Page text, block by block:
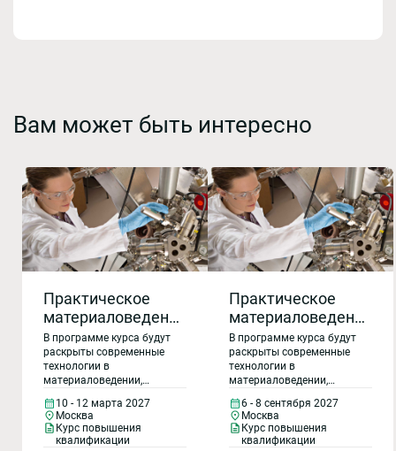
Вам может быть интересно
Практическое
материаловедение
и технологии
перспективных
материалов
В программе курса будут
раскрыты современные
технологии в
материаловедении,
испытаний и исследований,
основные свойства
различных видов
10 - 12 марта 2027
Москва
Курс повышения
квалификации
Практическое
материаловедение
и технологии
перспективных
материалов
В программе курса будут
раскрыты современные
технологии в
материаловедении,
испытаний и исследований,
основные свойства
различных видов
6 - 8 сентября 2027
Москва
Курс повышения
квалификации